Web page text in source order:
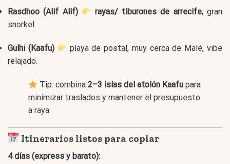
Rasdhoo (Alif Alif) rayas/ tiburones de arrecife, gran
snorkel.
Gulhi (Kaafu)
playa de postal, muy cerca de Malé, vibe
relajado.
Tip: combina2–3 islas del atolón Kaafu para
minimizar traslados y mantener el presupuesto
a raya.
Itinerarios listos para copiar
4 días (express y barato):